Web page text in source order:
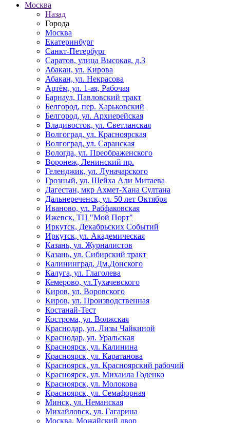
Москва
Назад
Города
Москва
Екатеринбург
Санкт-Петербург
Саратов, улица Высокая, д.3
Абакан, ул. Кирова
Абакан, ул. Некрасова
Артём, ул. 1-ая, Рабочая
Барнаул, Павловский тракт
Белгород, пер. Харьковский
Белгород, ул. Архиерейская
Владивосток, ул. Светланская
Волгоград, ул. Красноярская
Волгоград, ул. Саранская
Вологда, ул. Преображенского
Воронеж, Ленинский пр.
Геленджик, ул. Луначарского
Грозный, ул. Шейха Али Митаева
Дагестан, мкр Ахмет-Хана Султана
Дальнереченск, ул. 50 лет Октября
Иваново, ул. Рабфаковская
Ижевск, ТЦ "Мой Порт"
Иркутск, Декабрьских Событий
Иркутск, ул. Академическая
Казань, ул. Журналистов
Казань, ул. Сибирский тракт
Калининград, Дм.Донского
Калуга, ул. Глаголева
Кемерово, ул.Тухачевского
Киров, ул. Воровского
Киров, ул. Производственная
Костанай-Тест
Кострома, ул. Волжская
Краснодар, ул. Лизы Чайкиной
Краснодар, ул. Уральская
Красноярск, ул. Калинина
Красноярск, ул. Каратанова
Красноярск, ул. Красноярский рабочий
Красноярск, ул. Михаила Годенко
Красноярск, ул. Молокова
Красноярск, ул. Семафорная
Минск, ул. Неманская
Михайловск, ул. Гагарина
Москва, Можайский двор